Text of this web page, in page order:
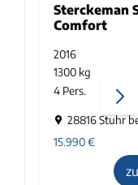
Sterckeman
Comfort
2016
1300 kg
4 Pers.
28816 Stuhr
15.990€